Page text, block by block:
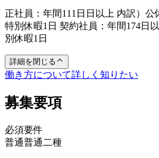
正社員：年間111日日以上 内訳）公
特別休暇1日 契約社員：年間174日
別休暇1日
詳細を閉じる
働き方について詳しく知りたい
募集要項
必須要件
普通普通二種